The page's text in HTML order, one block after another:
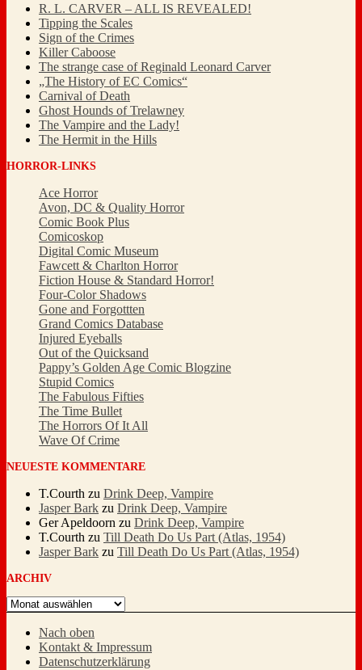
R. L. CARVER – ALL IS REVEALED!
Tipping the Scales
Sign of the Crimes
Killer Caboose
The strange case of Reginald Leonard Carver
„The History of EC Comics“
Carnival of Death
Ghost Hounds of Trelawney
The Vampire and the Lady!
The Hermit in the Hills
HORROR-LINKS
Ace Horror
Avon, DC & Quality Horror
Comic Book Plus
Comicoskop
Digital Comic Museum
Fawcett & Charlton Horror
Fiction House & Standard Horror!
Four-Color Shadows
Gone and Forgottten
Grand Comics Database
Injured Eyeballs
Out of the Quicksand
Pappy’s Golden Age Comic Blogzine
Stupid Comics
The Fabulous Fifties
The Time Bullet
The Horrors Of It All
Wave Of Crime
NEUESTE KOMMENTARE
T.Courth zu Drink Deep, Vampire
Jasper Bark zu Drink Deep, Vampire
Ger Apeldoorn zu Drink Deep, Vampire
T.Courth zu Till Death Do Us Part (Atlas, 1954)
Jasper Bark zu Till Death Do Us Part (Atlas, 1954)
ARCHIV
Archiv
Nach oben
Kontakt & Impressum
Datenschutzerklärung